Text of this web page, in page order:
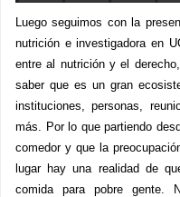
Luego seguimos con la
nutrición e investigadora en
entre al nutrición y el
saber que es un gran
instituciones, personas,
más. Por lo que partiendo
comedor y que la
lugar hay una realidad de
comida para pobre gente.